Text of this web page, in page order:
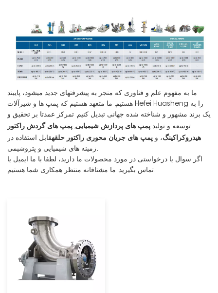
ما به مفهوم علم و فناوری که منجر به پیشرفتهای جدید میشود، پایبند
هستیم. ما متعهد هستیم که پمپ ها و شیرآلات Hefei Huasheng را به
یک برند مشهور و شناخته شده جهانی تبدیل کنیم. تمرکز عمدتا بر تحقیق و
توسعه و تولید پمپ های پردازش شیمیایی, پمپ های گردش راکتور
هیدروکراکینگ، و پمپ های جریان محوری راکتور حلقهقابل استفاده در
زمینه های شیمیایی و پتروشیمی.
اگر سوال یا درخواستی در مورد محصولات ما دارید، لطفا با ما ایمیل یا
تماس بگیرید. ما مشتاقانه منتظر همکاری شما هستیم.